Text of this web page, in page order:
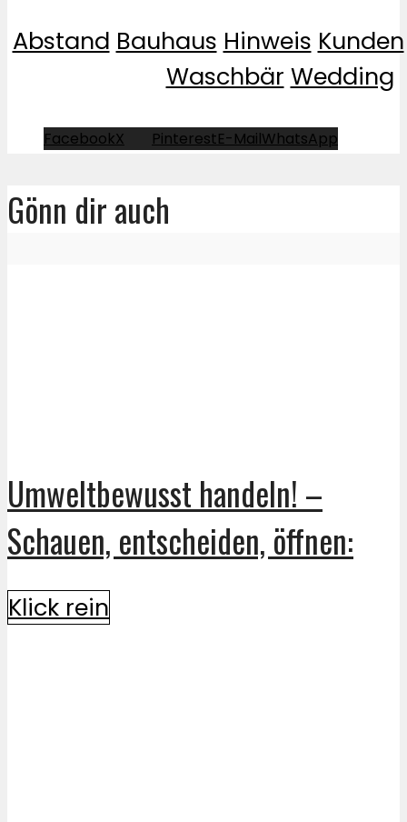
Abstand Bauhaus Hinweis Kunden
Waschbär Wedding
FacebookX PinterestE-MailWhatsApp
Gönn dir auch
Umweltbewusst handeln! –
Schauen, entscheiden, öffnen:
Klick rein